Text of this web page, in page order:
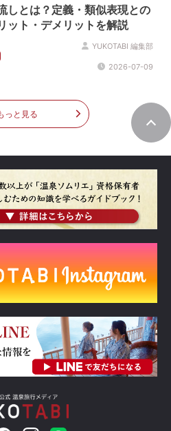
しとは？定義・類似表現との
ット・デメリットを解説
YUKOTABI 編集部
2026-07-09
っと見る